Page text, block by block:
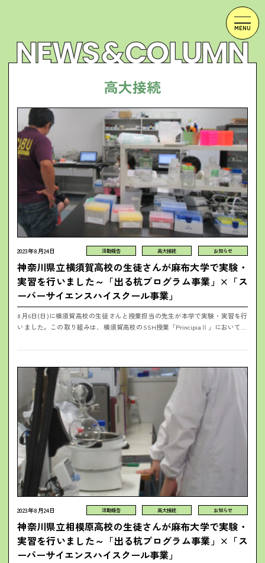
高大接続
2023年8月24日 お知らせ
高大接続
活動報告
神奈川県立横須賀高校の生徒さんが麻布大学で実験・
実習を行いました～「出る杭プログラム事業」×「ス
ーパーサイエンスハイスクール事業」
8月6日(日)に横須賀高校の生徒さんと授業担当の先生が本学で実験・実習を行
いました。この取り組みは、横須賀高校のSSH授業「PrincipiaⅡ」において、
2023年8月24日 お知らせ
高大接続
活動報告
神奈川県立相模原高校の生徒さんが麻布大学で実験・
実習を行いました～「出る杭プログラム事業」×「ス
ーパーサイエンスハイスクール事業」